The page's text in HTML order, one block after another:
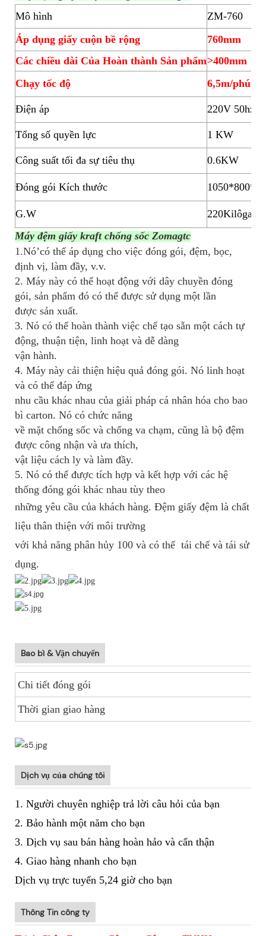
Mô hình
ZM-760
Áp dụng giấy cuộn bề rộng
760mm
Các chiều dài Của Hoàn thành Sản phẩm>400mm
Chạy tốc độ
6,5m/phút
Điện áp 220V 50hz
Tổng số quyền lực 1 KW
Công suất tối đa sự tiêu thụ 0.6KW
Đóng gói Kích thước
G.W
220Kilôgam
Máy đệm giấy kraft chống sốc Zomagtc
1.Nó’có thể áp dụng cho việc đóng gói, đệm, bọc,
định vị, làm đầy, v.v.
2. Máy này có thể hoạt động với dây chuyền đóng
gói, sản phẩm đó có thể được sử dụng một lần
được sản xuất.
3. Nó có thể hoàn thành việc chế tạo sẵn một cách tự
động, thuận tiện, linh hoạt và dễ dàng
vận hành.
4. Máy này cải thiện hiệu quả đóng gói. Nó linh hoạt
và có thể đáp ứng
nhu cầu khác nhau của giải pháp cá nhân hóa cho bao
bì carton. Nó có chức năng
về mặt chống sốc và chống va chạm, cũng là bộ đệm
được công nhận và ưa thích,
vật liệu cách ly và làm đầy.
5. Nó có thể được tích hợp và kết hợp với các hệ
thống đóng gói khác nhau tùy theo
những yêu cầu của khách hàng. Đệm giấy đệm là chất
liệu thân thiện với môi trường
với khả năng phân hủy 100 và có thể tái chế và tái sử
dụng.
Bao bì & Vận chuyển
Chi tiết đóng gói
Thời gian giao hàng
Dịch vụ của chúng tôi
1. Người chuyên nghiệp trả lời câu hỏi của bạn
2. Bảo hành một năm cho bạn
3. Dịch vụ sau bán hàng hoàn hảo và cẩn thận
4. Giao hàng nhanh cho bạn
Dịch vụ trực tuyến 5,24 giờ cho bạn
Thông Tin công ty